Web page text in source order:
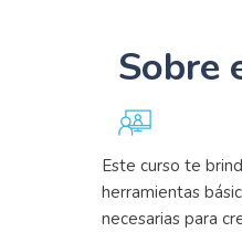
Sobre
Este curso te
herramientas
necesarias para